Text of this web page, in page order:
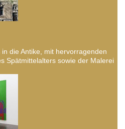
die Antike, mit hervorragenden
Spätmittelalters sowie der Malerei